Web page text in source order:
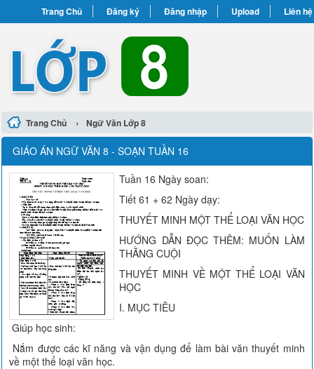
Trang Chủ Đăng ký Đăng nhập Upload Liên hệ
Trang Chủ › Ngữ Văn Lớp 8
GIÁO ÁN NGỮ VĂN 8 - SOẠN TUẦN 16
Tuần 16 Ngày soan:
Tiết 61 + 62 Ngày dạy:
THUYẾT MINH MỘT THỂ LOẠI VĂN HỌC
HƯỚNG DẪN ĐỌC THÊM: MUỐN LÀM
THẰNG CUỘI
THUYẾT MINH VỀ MỘT THỂ LOẠI VĂN
HỌC
I. MỤC TIÊU
Giúp học sinh:
Nắm được các kĩ năng và vận dụng để làm bài văn thuyết minh
về một thể loại văn học.